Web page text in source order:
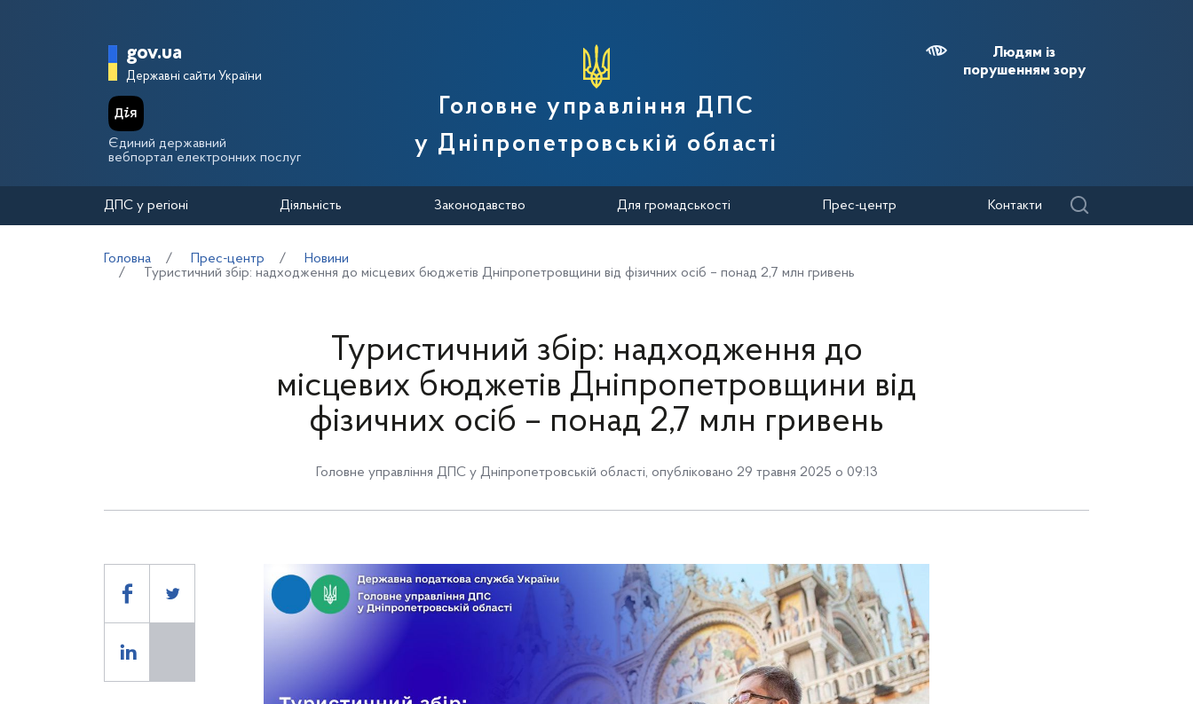
Головна сторінка Державної податкової служби України
gov.ua
Державні сайти України
Єдиний державний
вебпортал електронних послуг
Головне управління ДПС
у Дніпропетровській області
Людям із
порушенням зору
ДПС у регіоні Діяльність Законодавство Для громадськості Прес-центр Контакти
Головна Прес-центр
Новини
Туристичний збір: надходження до місцевих бюджетів Дніпропетровщини від фізичних осіб – понад 2,7 млн гривень
Туристичний збір: надходження до
місцевих бюджетів Дніпропетровщини від
фізичних осіб – понад 2,7 млн гривень
Головне управління ДПС у Дніпропетровській області, опубліковано 29 травня 2025 о 09:13